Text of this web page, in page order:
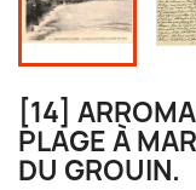
[14]
PLAGE À
DU GROUIN.